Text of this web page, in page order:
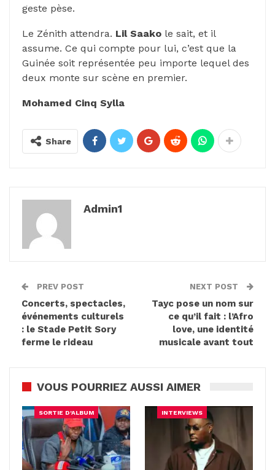
geste pèse.
Le Zénith attendra. Lil Saako le sait, et il
assume. Ce qui compte pour lui, c’est que la
Guinée soit représentée peu importe lequel des
deux monte sur scène en premier.
Mohamed Cinq Sylla
Share
Admin1
PREV POST
Concerts, spectacles,
événements culturels
: le Stade Petit Sory
ferme le rideau
NEXT POST
Tayc pose un nom sur
ce qu’il fait : l’Afro
love, une identité
musicale avant tout
VOUS POURRIEZ AUSSI AIMER
SORTIE D'ALBUM INTERVIEWS